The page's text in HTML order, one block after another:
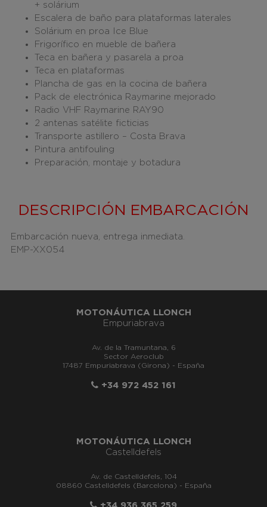
+ solárium
Escalera de baño para plataformas laterales
Solárium en proa Ice Blue
Frigorífico en mueble de bañera
Teca en bañera y pasarela a proa
Teca en plataformas
Plancha de gas en la cocina de bañera
Pack de electrónica Raymarine mejorado
Radio VHF Raymarine RAY90
2 antenas satélite ficticias
Transporte astillero – Costa Brava
Pintura antifouling
Preparación, montaje y botadura
DESCRIPCIÓN EMBARCACIÓN
Embarcación nueva, entrega inmediata.
EMP-XX054
MOTONÁUTICA LLONCH
Empuriabrava
Av. de la Tramuntana, 6
Sector Aeroclub
17487 Empuriabrava (Girona) - España
+34 972 452 161
MOTONÁUTICA LLONCH
Castelldefels
Av. de Castelldefels, 104
08860 Castelldefels (Barcelona) - España